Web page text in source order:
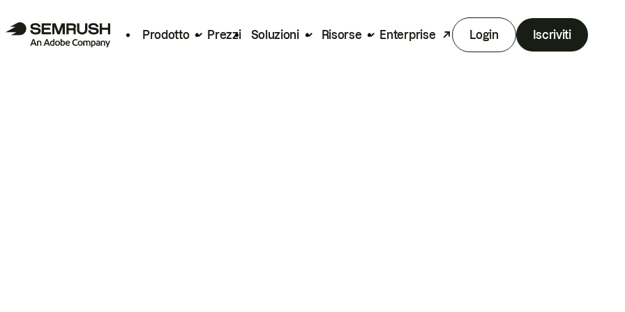
Prodotto Prezzi Soluzioni Risorse Enterprise Login Iscriviti